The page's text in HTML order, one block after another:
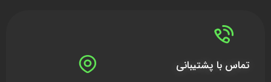
تماس با پشتیبانی